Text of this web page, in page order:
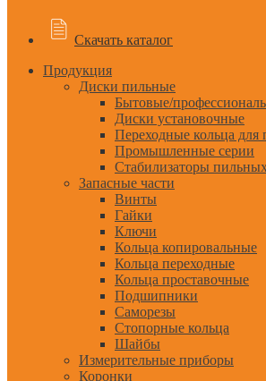
Скачать каталог
Продукция
Диски пильные
Бытовые/
Диски установочные
Переходные кольца для
Промышленные серии
Стабилизаторы
Запасные части
Винты
Гайки
Ключи
Кольца копировальные
Кольца переходные
Кольца проставочные
Подшипники
Саморезы
Стопорные кольца
Шайбы
Измерительные приборы
Коронки